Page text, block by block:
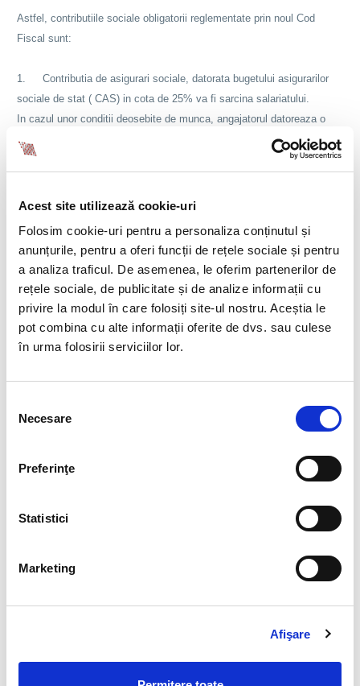
Acest site utilizează cookie-uri
Folosim cookie-uri pentru a personaliza conținutul și
anunțurile, pentru a oferi funcții de rețele sociale și pentru
a analiza traficul. De asemenea, le oferim partenerilor de
rețele sociale, de publicitate și de analize informații cu
privire la modul în care folosiți site-ul nostru. Aceștia le
pot combina cu alte informații oferite de dvs. sau culese
în urma folosirii serviciilor lor.
consimțământului
Necesare
Preferinţe
Statistici
Marketing
Afişare
Astfel, contributiile sociale obligatorii reglementate prin noul Cod
Fiscal sunt:
1.
Contributia de asigurari sociale, datorata bugetului asigurarilor
sociale de stat ( CAS) in cota de 25% va fi sarcina salariatului.
In cazul unor conditii deosebite de munca, angajatorul datoreaza o
contributie de asigurari sociale de 4%, iar in cazul conditiilor speciale
de munca aceasta va fi de 8%.
Fondului national unic de asigurari sociale de sanatate ( CASS ) in
Contributia asiguratorie pentru munca, datorata bugetului general
(CAM) consolidat in cota de 2.25% va fi sarcina angajatorului
(aceasta contributie inlocuieste contributiile anterioare ce vizau
profesionale, contributia pentru concedii si indemnizatii si fondul de
garantare).
din activitati independente, salarii si asimilate salariilor, cedarea
piscicultura, premii si din alte surse si se aplica venitului impozabil.
venit lunar brut de pana la 1950 lei inclusiv, astfel:
– pentru contribuabilii care au o persoana in intretinere – 670 lei;
– pentru contribuabilii care au doua persoane in intretinere – 830 lei;
Pentru contribuabilii care realizeaza venituri brute lunare din salarii